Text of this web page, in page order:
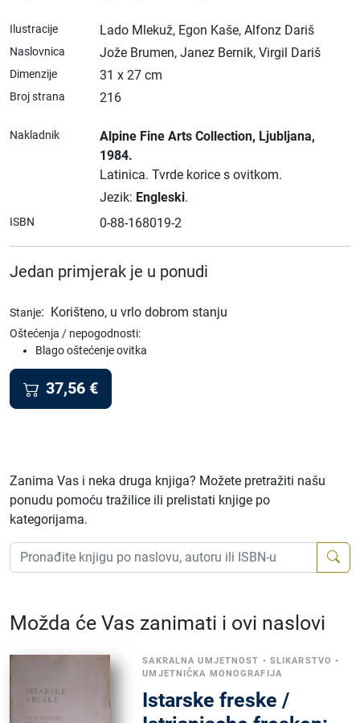
Ilustracije Lado Mlekuž, Egon Kaše, Alfonz Dariš
Naslovnica Jože Brumen, Janez Bernik, Virgil Dariš
Dimenzije 31 x 27 cm
Broj strana 216
Nakladnik Alpine Fine Arts Collection, Ljubljana,
1984.
Latinica. Tvrde korice s ovitkom.
Jezik: Engleski.
ISBN 0-88-168019-2
Jedan primjerak je u ponudi
Stanje: Korišteno, u vrlo dobrom stanju
Oštećenja / nepogodnosti:
Blago oštećenje ovitka
37,56 €
Zanima Vas i neka druga knjiga? Možete pretražiti našu
ponudu pomoću tražilice ili prelistati knjige po
kategorijama.
Možda će Vas zanimati i ovi naslovi
SAKRALNA UMJETNOST • SLIKARSTVO •
UMJETNIČKA MONOGRAFIJA
Istarske freske /